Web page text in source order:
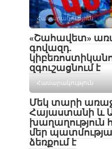
Հասարակություն
«Շահավետ»
գովազդ.
զգուշացնում է
Հասարակություն
Մեկ տարի առաջ
Հայաստանի և
խաղաղություն
մեր
ձեռքում է